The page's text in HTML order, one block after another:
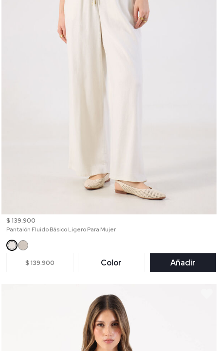
$ 139.900
Pantalón Fluido Básico Ligero Para Mujer
$ 139.900 Color Añadir